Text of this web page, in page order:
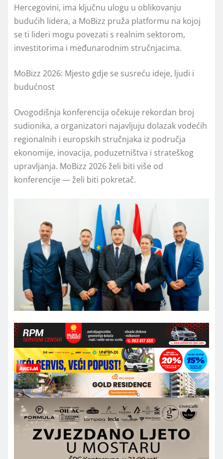
Hercegovini, ima ključnu ulogu u oblikovanju
budućih lidera, a MoBizz pruža platformu na kojoj
se ti lideri mogu povezati s realnim sektorom,
investitorima i međunarodnim stručnjacima.
MoBizz 2026: Mjesto gdje se susreću ideje, ljudi i
budućnost
Ovogodišnja konferencija očekuje rekordan broj
sudionika, a organizatori najavljuju dolazak vodećih
regionalnih i europskih stručnjaka iz područja
ekonomije, inovacija, poduzetništva i strateškog
upravljanja. MoBizz 2026 želi biti više od
konferencije — želi biti pokretač.